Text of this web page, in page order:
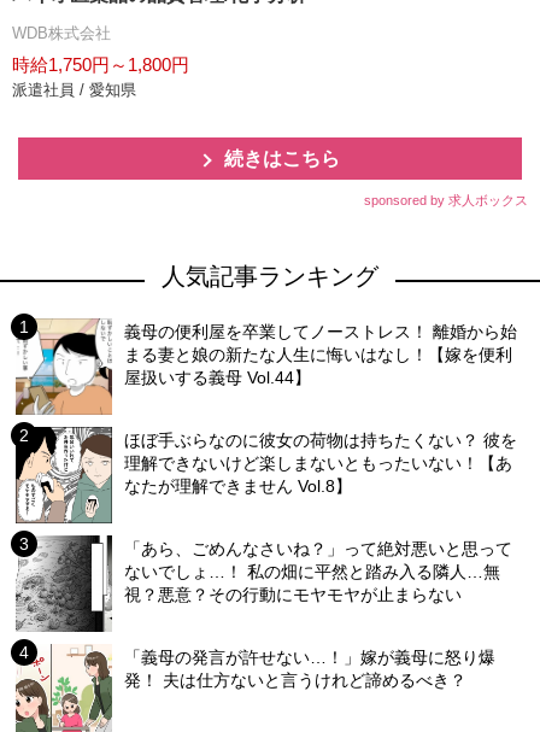
WDB株式会社
時給1,750円～1,800円
派遣社員 / 愛知県
続きはこちら
sponsored by 求人ボックス
人気記事ランキング
義母の便利屋を卒業してノーストレス！ 離婚から始
まる妻と娘の新たな人生に悔いはなし！【嫁を便利
屋扱いする義母 Vol.44】
ほぼ手ぶらなのに彼女の荷物は持ちたくない？ 彼を
理解できないけど楽しまないともったいない！【あ
なたが理解できません Vol.8】
「あら、ごめんなさいね？」って絶対悪いと思って
ないでしょ…！ 私の畑に平然と踏み入る隣人…無
視？悪意？その行動にモヤモヤが止まらない
「義母の発言が許せない…！」嫁が義母に怒り爆
発！ 夫は仕方ないと言うけれど諦めるべき？